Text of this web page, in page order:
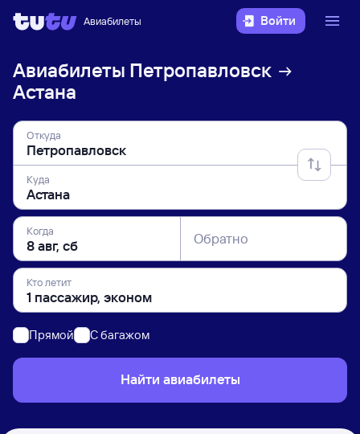
Авиабилеты Войти
Авиабилеты Петропавловск
Астана
Откуда
Куда
Когда Обратно
Кто летит
Прямой C багажом
Найти авиабилеты